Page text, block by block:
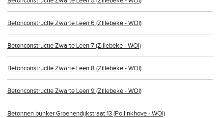
Betonconstructie Zwarte Leen 6 (Zillebeke - WOI)
Betonconstructie Zwarte Leen 7 (Zillebeke - WOI)
Betonconstructie Zwarte Leen 8 (Zillebeke - WOI)
Betonconstructie Zwarte Leen 9 (Zillebeke - WOI)
Betonnen bunker Groenendijkstraat 13 (Pollinkhove - WOI)